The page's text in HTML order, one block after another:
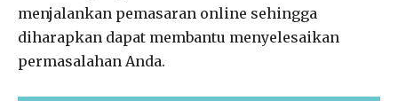
menjalankan pemasaran online sehingga
diharapkan dapat membantu menyelesaikan
permasalahan Anda.